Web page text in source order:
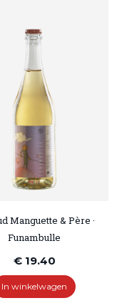
Manguette & Père ·
Funambulle
€ 19.40
In winkelwagen